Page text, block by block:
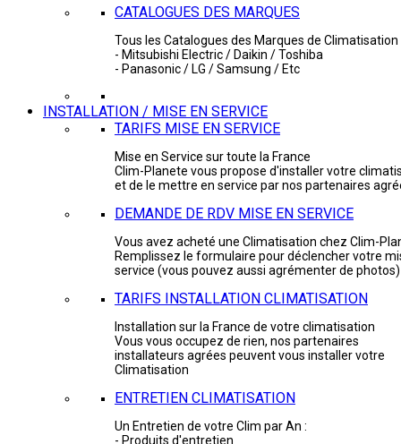
CATALOGUES DES MARQUES
Tous les Catalogues des Marques de Climatisation
- Mitsubishi Electric / Daikin / Toshiba
- Panasonic / LG / Samsung / Etc
INSTALLATION / MISE EN SERVICE
TARIFS MISE EN SERVICE
Mise en Service sur toute la France
Clim-Planete vous propose d'installer votre
et de le mettre en service par nos partenaires
DEMANDE DE RDV MISE EN SERVICE
Vous avez acheté une Climatisation chez Clim-
Remplissez le formulaire pour déclencher votre
service (vous pouvez aussi agrémenter de photos)
TARIFS INSTALLATION CLIMATISATION
Installation sur la France de votre climatisation
Vous vous occupez de rien, nos partenaires
installateurs agrées peuvent vous installer votre
Climatisation
ENTRETIEN CLIMATISATION
Un Entretien de votre Clim par An :
- Produits d'entretien